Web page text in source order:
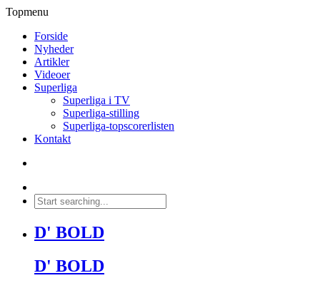
Topmenu
Forside
Nyheder
Artikler
Videoer
Superliga
Superliga i TV
Superliga-stilling
Superliga-topscorerlisten
Kontakt
D' BOLD
D' BOLD